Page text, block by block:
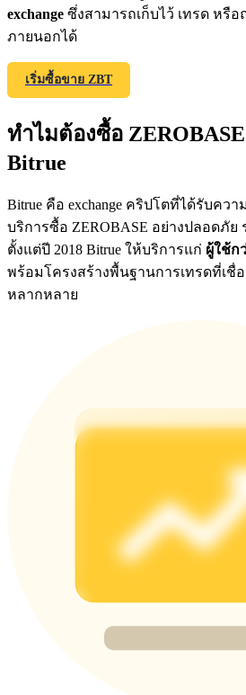
Precious Metals Trading Carnival
Trade Gold & Silver · 33,333
USDT New User Exclusive 10%
USDT Flexible Staking | Daily
New Listing Futures Fest
Trade New Futures, Win 200,000
exchange ซึ่งสามารถเก็บไว้ เทรด หรือ
ภายนอกได้
เริ่มซื้อขาย ZBT
ทำไมต้องซื้อ
Bitrue
Bitrue คือ exchange คริปโตที่ได้รับคว
บริการซื้อ ZEROBASE อย่างปลอดภัย
ตั้งแต่ปี 2018 Bitrue ให้บริการแก่ ผู้ใช้ก
พร้อมโครงสร้างพื้นฐานการเทรดที่เชื่
หลากหลาย